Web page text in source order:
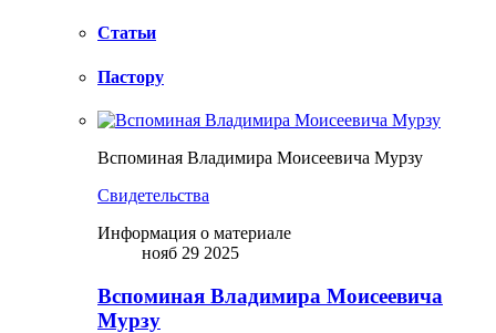
Статьи
Пастору
Вспоминая Владимира Моисеевича Мурзу
Свидетельства
Информация о материале
нояб 29 2025
Вспоминая Владимира Моисеевича
Мурзу